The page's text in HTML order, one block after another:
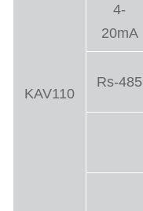
KAV110
4-
20mA
Rs-485